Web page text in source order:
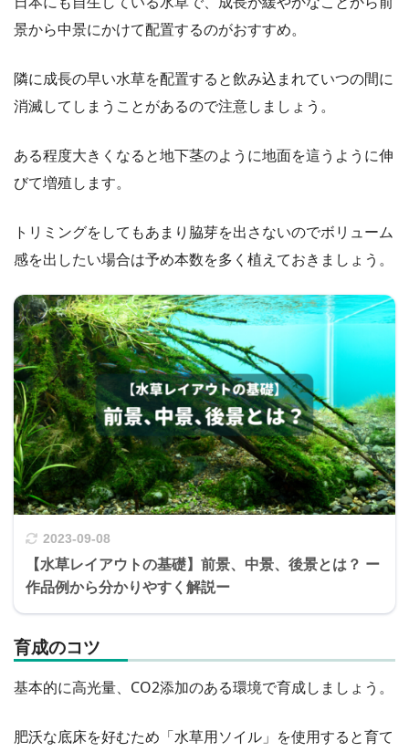
景から中景にかけて配置するのがおすすめ。
隣に成長の早い水草を配置すると飲み込まれていつの間に
消滅してしまうことがあるので注意しましょう。
ある程度大きくなると地下茎のように地面を這うように伸
びて増殖します。
トリミングをしてもあまり脇芽を出さないのでボリューム
感を出したい場合は予め本数を多く植えておきましょう。
2023-09-08
【水草レイアウトの基礎】前景、中景、後景とは？ ー
作品例から分かりやすく解説ー
育成のコツ
基本的に高光量、CO2添加のある環境で育成しましょう。
肥沃な底床を好むため「水草用ソイル」を使用すると育て